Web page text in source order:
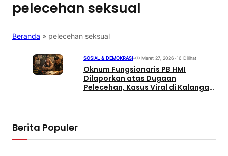
pelecehan seksual
Beranda » pelecehan seksual
SOSIAL & DEMOKRASI• Maret 27, 2026•16 Dilihat
Oknum Fungsionaris PB HMI
Dilaporkan atas Dugaan
Pelecehan, Kasus Viral di Kalangan
Berita Populer